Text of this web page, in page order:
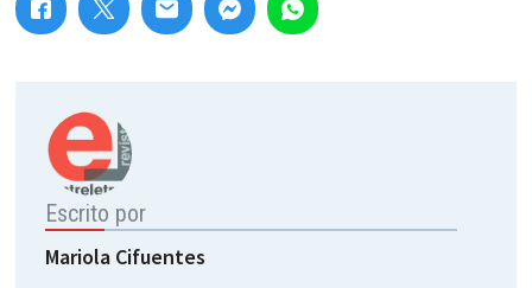
Escrito por
Mariola Cifuentes